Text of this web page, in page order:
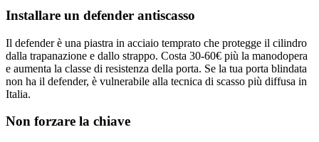
Installare un defender antiscasso
Il defender è una piastra in acciaio temprato che protegge il cilindro
dalla trapanazione e dallo strappo. Costa 30-60€ più la manodopera
e aumenta la classe di resistenza della porta. Se la tua porta blindata
non ha il defender, è vulnerabile alla tecnica di scasso più diffusa in
Italia.
Non forzare la chiave